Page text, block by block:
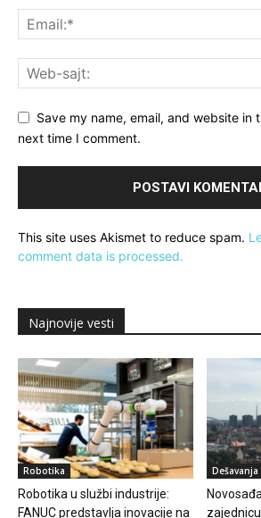
Save my name, email, and website in
next time I comment.
This site uses Akismet to reduce spam.
comment data is processed.
Najnovije vesti
Robotika
Robotika u službi industrije:
FANUC predstavlja inovacije na
Dešavanja